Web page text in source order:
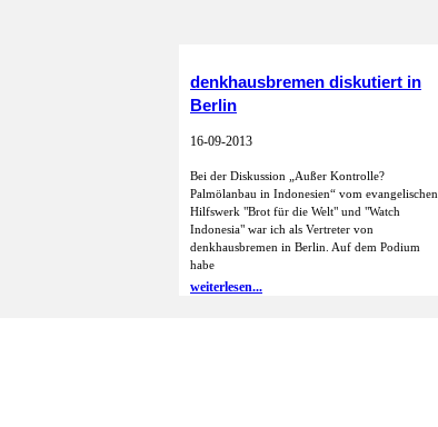
denkhausbremen diskutiert in
Berlin
16-09-2013
Bei der Diskussion „Außer Kontrolle?
Palmölanbau in Indonesien“ vom evangelischen
Hilfswerk "Brot für die Welt" und "Watch
Indonesia" war ich als Vertreter von
denkhausbremen in Berlin. Auf dem Podium
habe
weiterlesen...